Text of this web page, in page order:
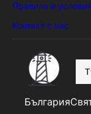
Правила и условия
Контакт с нас
България